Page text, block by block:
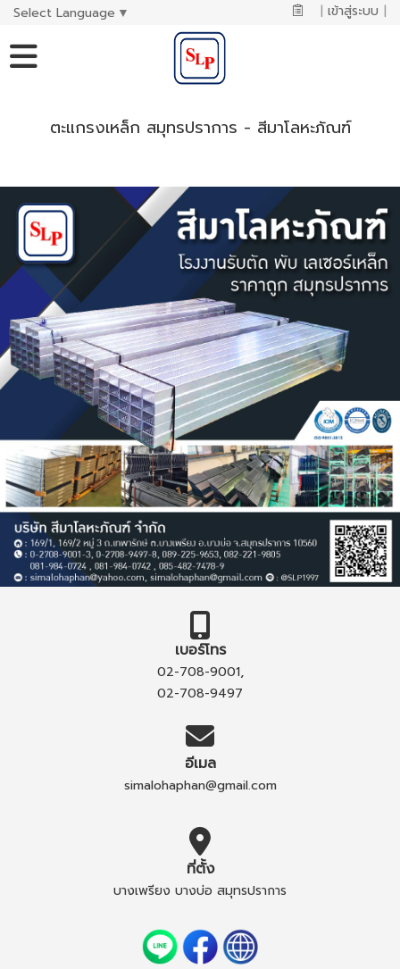
Select Language ▼ | เข้าสู่ระบบ |
ตะแกรงเหล็ก สมุทรปราการ - สีมาโลหะภัณฑ์
เบอร์โทร
02-708-9001,
02-708-9497
อีเมล
simalohaphan@gmail.com
ที่ตั้ง
บางเพรียง บางบ่อ สมุทรปราการ